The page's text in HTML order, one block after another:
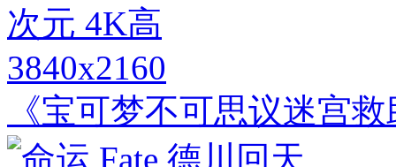
3840x2160
《宝可梦不可思议迷宫